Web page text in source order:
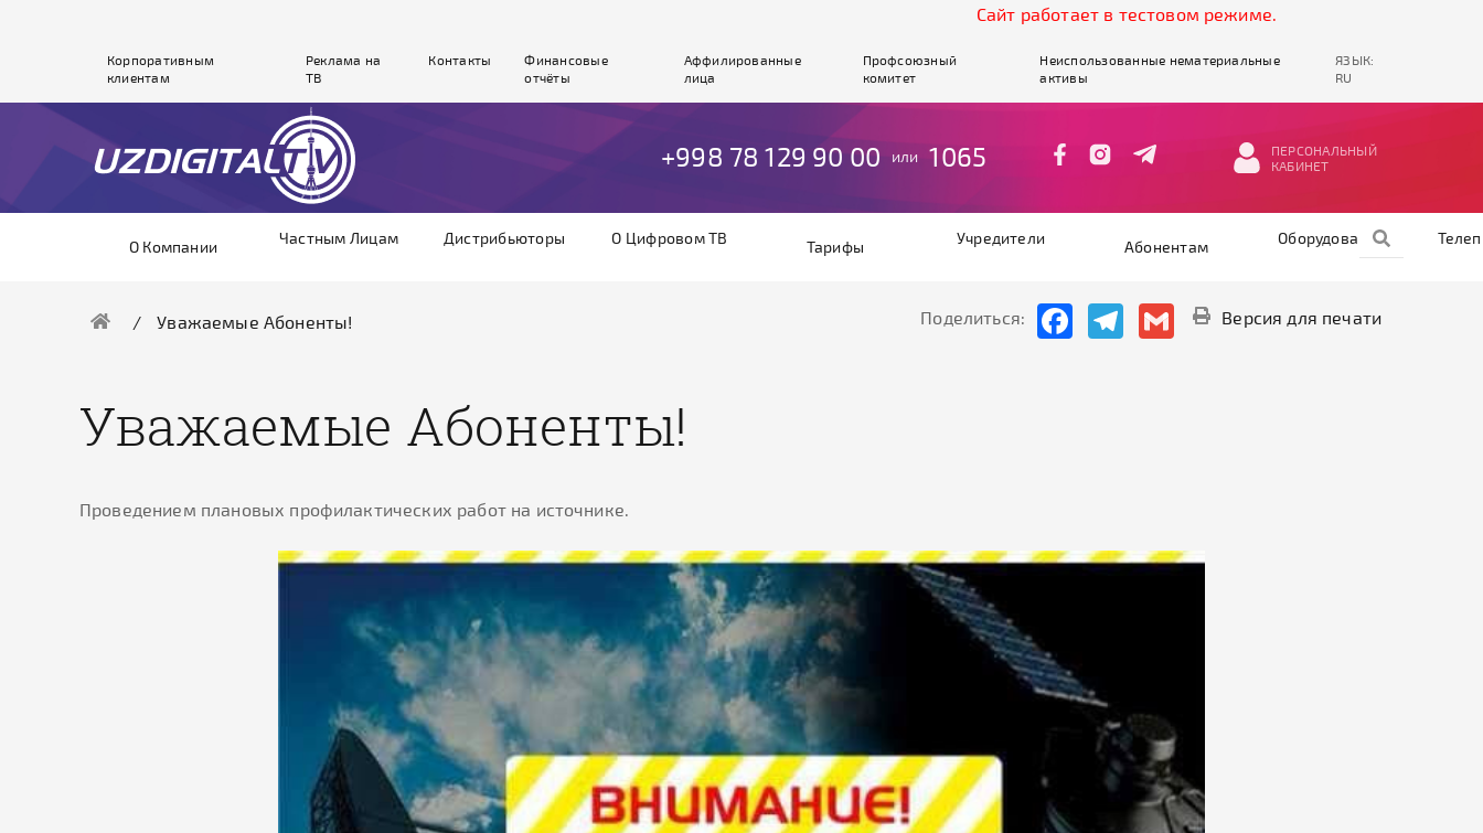
Cайт работает в тестовом режиме.
Корпоративным
клиентам
Реклама на
ТВ
Контакты
Финансовые
отчёты
Аффилированные
лица
Профсоюзный
комитет
Неиспользованные нематериальные
активы
ЯЗЫК:
RU
+998 78 129 90 00 или 1065
ПЕРСОНАЛЬНЫЙ
КАБИНЕТ
О Компании Частным Лицам Дистрибьюторы О Цифровом ТВ Тарифы Учредители Абонентам Оборудование
Уважаемые Абоненты! Поделиться: FacebookTelegramGmail Версия для печати
Уважаемые Абоненты!
Проведением плановых профилактических работ на источнике.